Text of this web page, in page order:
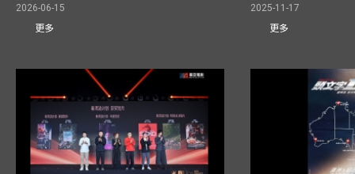
2026-06-15
更多
2025-11-17
更多